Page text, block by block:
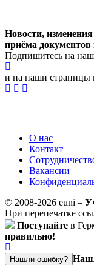
Новости,
приёма документов
Подпишитесь на
и на наши страницы
О нас
Контакт
Вакансии
© 2008-2026 euni –
При перепечатке
Поступайте в
правильно!
Нашли ошибку?